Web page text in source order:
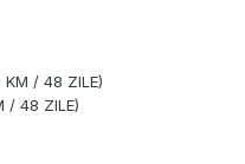
KM / 48 ZILE)
/ 48 ZILE)